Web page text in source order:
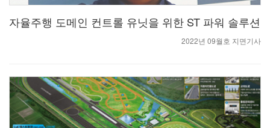
자율주행 도메인 컨트롤 유닛을 위한 ST 파워 솔루션
2022년 09월호 지면기사